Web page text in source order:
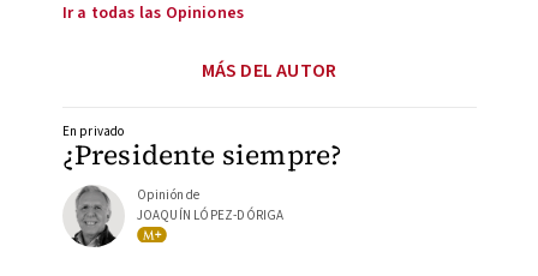
Ir a todas las Opiniones
MÁS DEL AUTOR
¿Presidente siempre?
En privado
Opinión de
JOAQUÍN LÓPEZ-DÓRIGA